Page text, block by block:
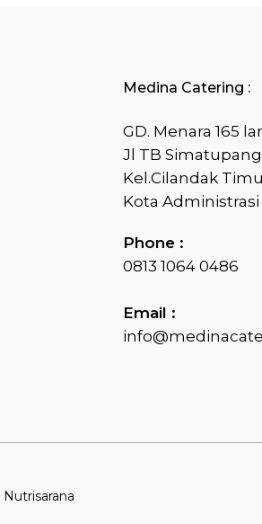
Medina Catering :
GD. Menara 165
Jl TB Simatupang
Kel.Cilandak
Kota
Phone :
0813 1064 0486
Email :